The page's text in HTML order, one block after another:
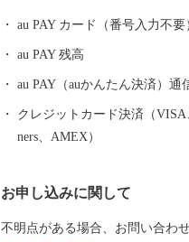
崎城西三の丸エリアにあたる尼
一部である 天守が整備されるこ
月、400年の時を越えてついに尼
au PAY カード（番号入力不要
au PAY 残高
au PAY（auかんたん決済）通
クレジットカード決済（VISA
ners、AMEX）
お申し込みに関して
不明点がある場合、お問い合わ